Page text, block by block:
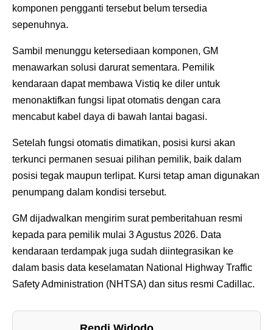
komponen pengganti tersebut belum tersedia
sepenuhnya.
Sambil menunggu ketersediaan komponen, GM
menawarkan solusi darurat sementara. Pemilik
kendaraan dapat membawa Vistiq ke diler untuk
menonaktifkan fungsi lipat otomatis dengan cara
mencabut kabel daya di bawah lantai bagasi.
Setelah fungsi otomatis dimatikan, posisi kursi akan
terkunci permanen sesuai pilihan pemilik, baik dalam
posisi tegak maupun terlipat. Kursi tetap aman digunakan
penumpang dalam kondisi tersebut.
GM dijadwalkan mengirim surat pemberitahuan resmi
kepada para pemilik mulai 3 Agustus 2026. Data
kendaraan terdampak juga sudah diintegrasikan ke
dalam basis data keselamatan National Highway Traffic
Safety Administration (NHTSA) dan situs resmi Cadillac.